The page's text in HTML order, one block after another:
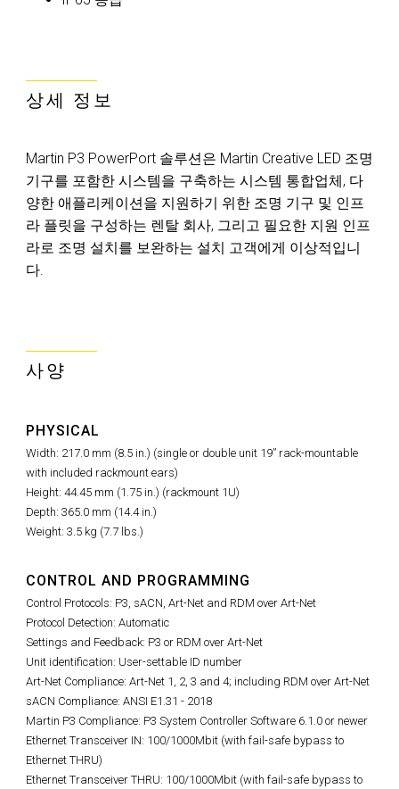
상세 정보
Martin P3 PowerPort 솔루션은 Martin Creative LED 조명
기구를 포함한 시스템을 구축하는 시스템 통합업체, 다
양한 애플리케이션을 지원하기 위한 조명 기구 및 인프
라 플릿을 구성하는 렌탈 회사, 그리고 필요한 지원 인프
라로 조명 설치를 보완하는 설치 고객에게 이상적입니
다.
사양
PHYSICAL
Width: 217.0 mm (8.5 in.) (single or double unit 19” rack-mountable
with included rackmount ears)
Height: 44.45 mm (1.75 in.) (rackmount 1U)
Depth: 365.0 mm (14.4 in.)
Weight: 3.5 kg (7.7 lbs.)
CONTROL AND PROGRAMMING
Control Protocols: P3, sACN, Art-Net and RDM over Art-Net
Protocol Detection: Automatic
Settings and Feedback: P3 or RDM over Art-Net
Unit identification: User-settable ID number
Art-Net Compliance: Art-Net 1, 2, 3 and 4; including RDM over Art-Net
sACN Compliance: ANSI E1.31 - 2018
Martin P3 Compliance: P3 System Controller Software 6.1.0 or newer
Ethernet Transceiver IN: 100/1000Mbit (with fail-safe bypass to
Ethernet THRU)
Ethernet Transceiver THRU: 100/1000Mbit (with fail-safe bypass to